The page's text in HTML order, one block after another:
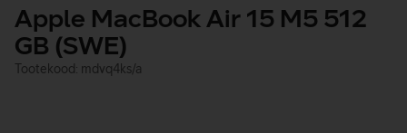
Apple MacBook Air 15 M5 512
GB (SWE)
Tootekood: mdvq4ks/a